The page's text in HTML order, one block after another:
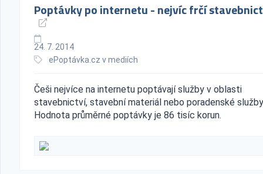
Poptávky po internetu - nejvíc frčí
24. 7. 2014
ePoptávka.cz v mediích
Češi nejvíce na internetu poptávají služby v oblasti
stavebnictví, stavební materiál nebo poradenské
Hodnota průměrné poptávky je 86 tisíc korun.